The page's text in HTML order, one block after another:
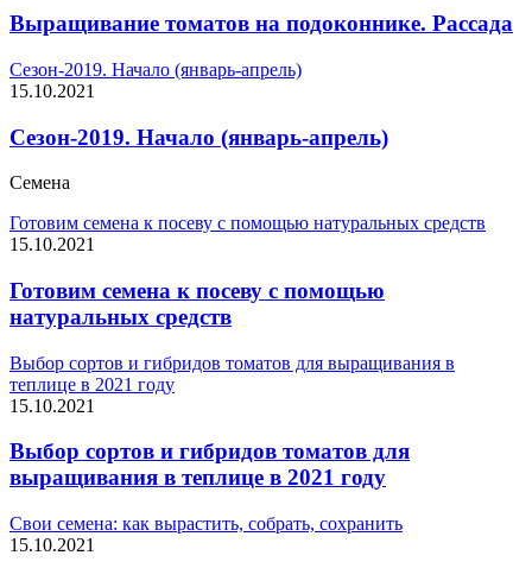
Выращивание томатов на подоконнике. Рассада
Сезон-2019. Начало (январь-апрель)
15.10.2021
Сезон-2019. Начало (январь-апрель)
Семена
Готовим семена к посеву с помощью натуральных средств
15.10.2021
Готовим семена к посеву с помощью
натуральных средств
Выбор сортов и гибридов томатов для выращивания в
теплице в 2021 году
15.10.2021
Выбор сортов и гибридов томатов для
выращивания в теплице в 2021 году
Свои семена: как вырастить, собрать, сохранить
15.10.2021